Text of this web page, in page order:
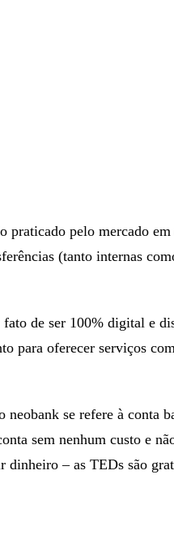
praticado pelo mercado
(tanto internas
de ser 100% digital e
para oferecer serviços
se refere à conta
sem nenhum custo e
dinheiro – as TEDs são